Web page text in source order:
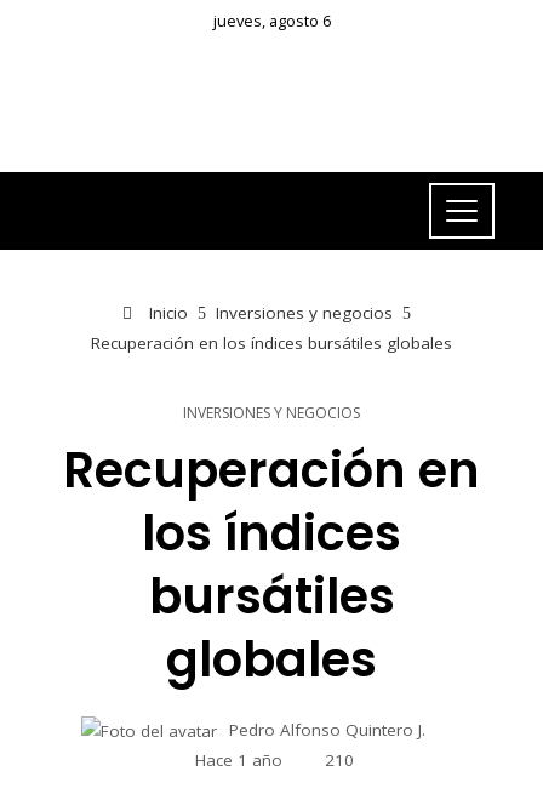
jueves, agosto 6
Inicio
Inversiones y negocios
Recuperación en los índices bursátiles globales
INVERSIONES Y NEGOCIOS
Recuperación en
los índices
bursátiles
globales
Pedro Alfonso Quintero J.
Hace 1 año
210